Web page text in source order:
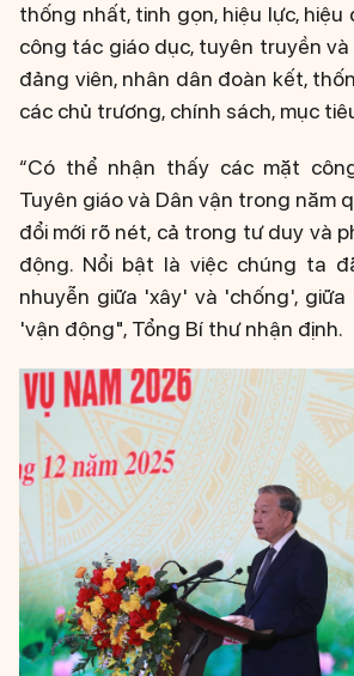
thống nhất, tinh gọn, hiệu lực,
công tác giáo dục, tuyên truyền và
đảng viên, nhân dân đoàn kết,
các chủ trương, chính sách, mục
“Có thể nhận thấy các mặt
Tuyên giáo và Dân vận trong năm
đổi mới rõ nét, cả trong tư duy và
động. Nổi bật là việc chúng ta
nhuyễn giữa 'xây' và 'chống',
'vận động", Tổng Bí thư nhận định.